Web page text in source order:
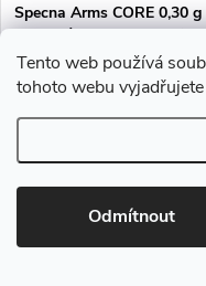
Tento web používá
tohoto webu
Odmítnout
Specna Arms CORE 0,30 g
BBs – láhev s 3000 ks.
16-029714)
229 Kč bez DPH
DO KOŠÍKU